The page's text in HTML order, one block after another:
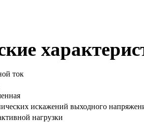
ток
искажений выходного
нагрузки